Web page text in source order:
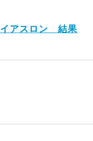
イアスロン 結果